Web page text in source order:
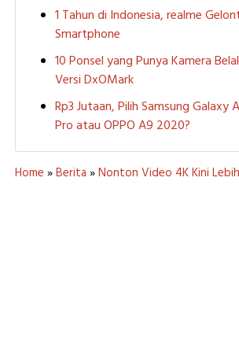
1 Tahun di Indonesia, realme
Smartphone
10 Ponsel yang Punya Kamera
Versi DxOMark
Rp3 Jutaan, Pilih Samsung Galaxy
Pro atau OPPO A9 2020?
Home »Berita »Nonton Video 4K Kini